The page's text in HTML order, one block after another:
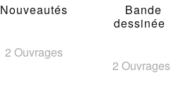
Nouveautés
2 Ouvrages
Bande
dessinée
2 Ouvrages